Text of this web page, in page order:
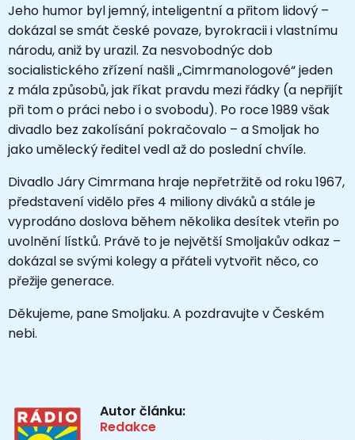
Jeho humor byl jemný, inteligentní a přitom lidový –
dokázal se smát české povaze, byrokracii i vlastnímu
národu, aniž by urazil. Za nesvobodnýc dob
socialistického zřízení našli „Cimrmanologové“ jeden
z mála způsobů, jak říkat pravdu mezi řádky (a nepřijít
při tom o práci nebo i o svobodu). Po roce 1989 však
divadlo bez zakolísání pokračovalo – a Smoljak ho
jako umělecký ředitel vedl až do poslední chvíle.
Divadlo Járy Cimrmana hraje nepřetržitě od roku 1967,
představení vidělo přes 4 miliony diváků a stále je
vyprodáno doslova během několika desítek vteřin po
uvolnění lístků. Právě to je největší Smoljakův odkaz –
dokázal se svými kolegy a přáteli vytvořit něco, co
přežije generace.
Děkujeme, pane Smoljaku. A pozdravujte v Českém
nebi.
Autor článku:
Redakce